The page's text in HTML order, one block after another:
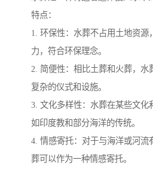
特点：
1. 环保性：水葬不占用土地资源
力，符合环保理念。
2. 简便性：相比土葬和火葬，水
复杂的仪式和设施。
3. 文化多样性：水葬在某些文化
如印度教和部分海洋的传统。
4. 情感寄托：对于与海洋或河流
葬可以作为一种情感寄托。